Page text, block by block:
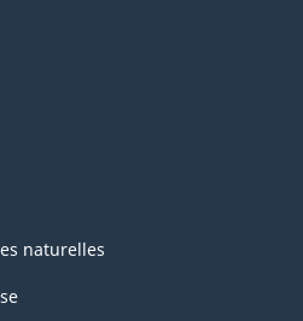
naturelles